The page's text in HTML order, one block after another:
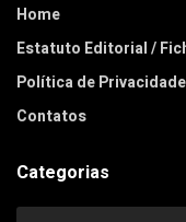
Home
Estatuto Editorial /
Política de Privacidade
Contatos
Categorias